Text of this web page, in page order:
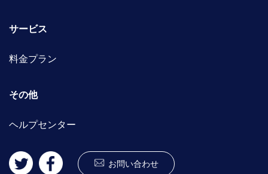
サービス
料金プラン
その他
ヘルプセンター
お問い合わせ